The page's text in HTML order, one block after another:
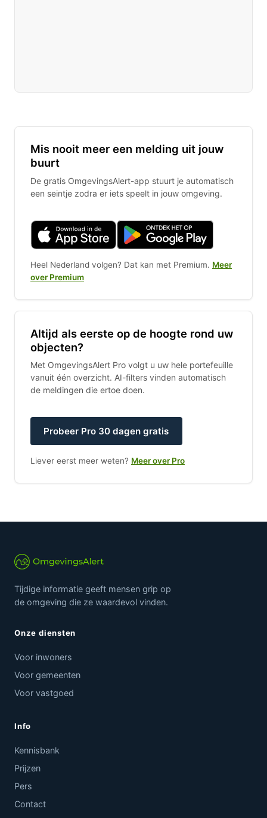
Mis nooit meer een melding uit jouw
buurt
De gratis OmgevingsAlert-app stuurt je automatisch
een seintje zodra er iets speelt in jouw omgeving.
Heel Nederland volgen? Dat kan met Premium. Meer
over Premium
Altijd als eerste op de hoogte rond uw
objecten?
Met OmgevingsAlert Pro volgt u uw hele portefeuille
vanuit één overzicht. AI-filters vinden automatisch
de meldingen die ertoe doen.
Probeer Pro 30 dagen gratis
Liever eerst meer weten? Meer over Pro
Tijdige informatie geeft mensen grip op
de omgeving die ze waardevol vinden.
Onze diensten
Voor inwoners
Voor gemeenten
Voor vastgoed
Info
Kennisbank
Prijzen
Pers
Contact